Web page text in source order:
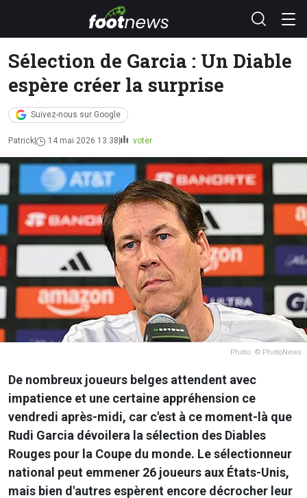
Sélection de Garcia : Un Diable
espère créer la surprise
Suivez-nous sur Google
Patrick 14 mai 2026 13:38 voter
Photo: © PhotoNews
De nombreux joueurs belges attendent avec
impatience et une certaine appréhension ce
vendredi après-midi, car c'est à ce moment-là que
Rudi Garcia dévoilera la sélection des Diables
Rouges pour la Coupe du monde. Le sélectionneur
national peut emmener 26 joueurs aux États-Unis,
mais bien d'autres espèrent encore décrocher leur